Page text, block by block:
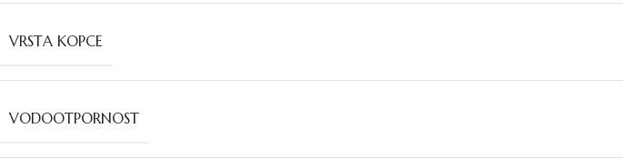
VRSTA KOPCE
VODOOTPORNOST